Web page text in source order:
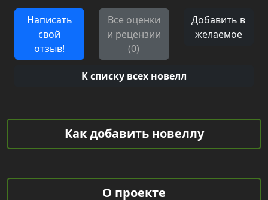
Написать
свой
отзыв!
Все оценки
и рецензии
(0)
Добавить в
желаемое
К списку всех новелл
Как добавить новеллу
О проекте